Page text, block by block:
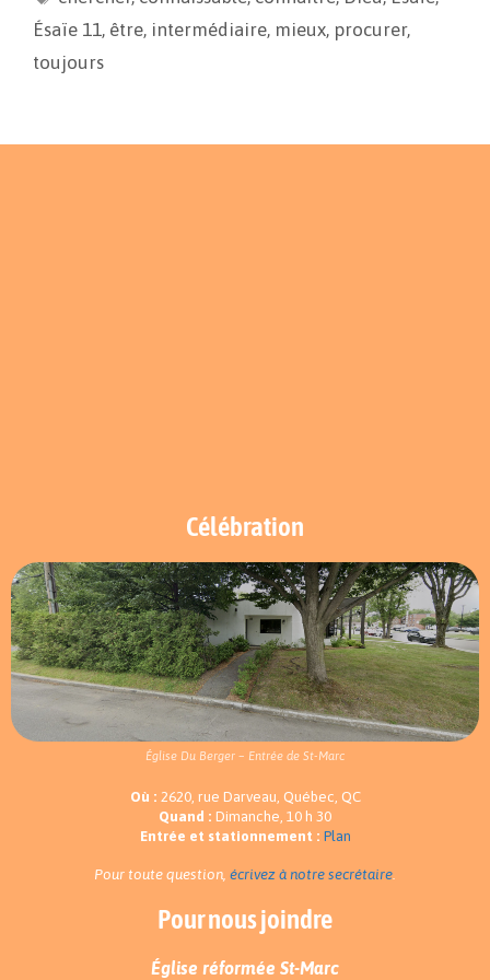
o
Ésaïe 11, être, intermédiaire, mieux, procurer,
toujours
Célébration
Église Du Berger – Entrée de St-Marc
Où : 2620, rue Darveau, Québec, QC
Quand : Dimanche, 10 h 30
Entrée et stationnement : Plan
Pour toute question, écrivez à notre secrétaire.
Pour nous joindre
Église réformée St-Marc